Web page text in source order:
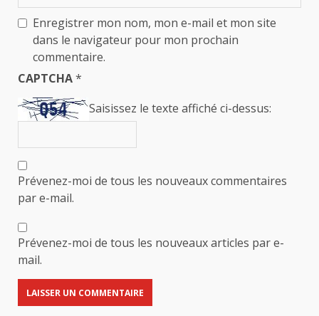
Enregistrer mon nom, mon e-mail et mon site
dans le navigateur pour mon prochain
commentaire.
CAPTCHA*
Saisissez le texte affiché ci-dessus:
Prévenez-moi de tous les nouveaux commentaires
par e-mail.
Prévenez-moi de tous les nouveaux articles par e-
mail.